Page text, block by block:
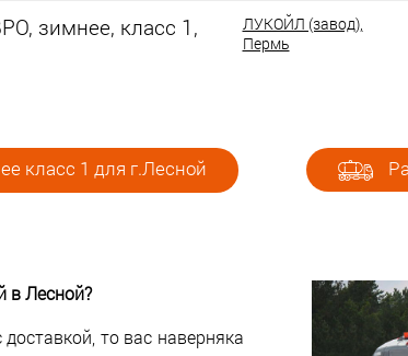
зимнее, класс 1,
ЛУКОЙЛ (завод),
Пермь
класс 1 для г.Лесной
в Лесной?
то вас наверняка